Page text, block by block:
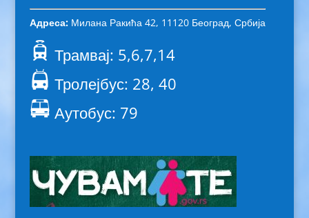
Адреса:Милана Ракића 42, 11120 Београд, Србија
Трамвај: 5,6,7,14
Тролејбус: 28, 40
Аутобус: 79